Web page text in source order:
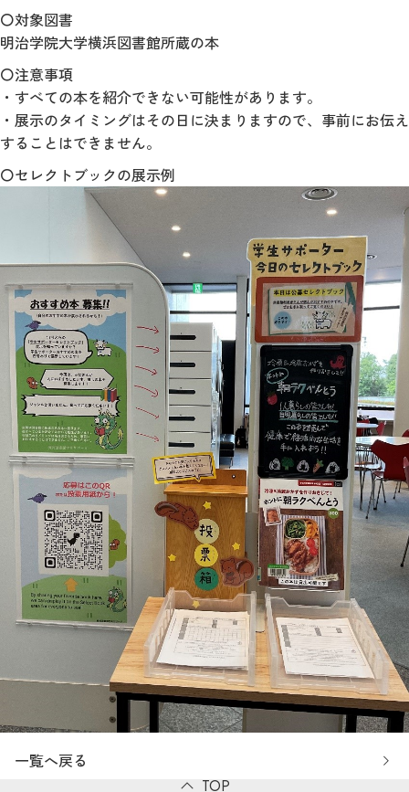
〇対象図書
明治学院大学横浜図書館所蔵の本
〇注意事項
・すべての本を紹介できない可能性があります。
・展示のタイミングはその日に決まりますので、事前にお伝え
することはできません。
〇セレクトブックの展示例
一覧へ戻る
TOP